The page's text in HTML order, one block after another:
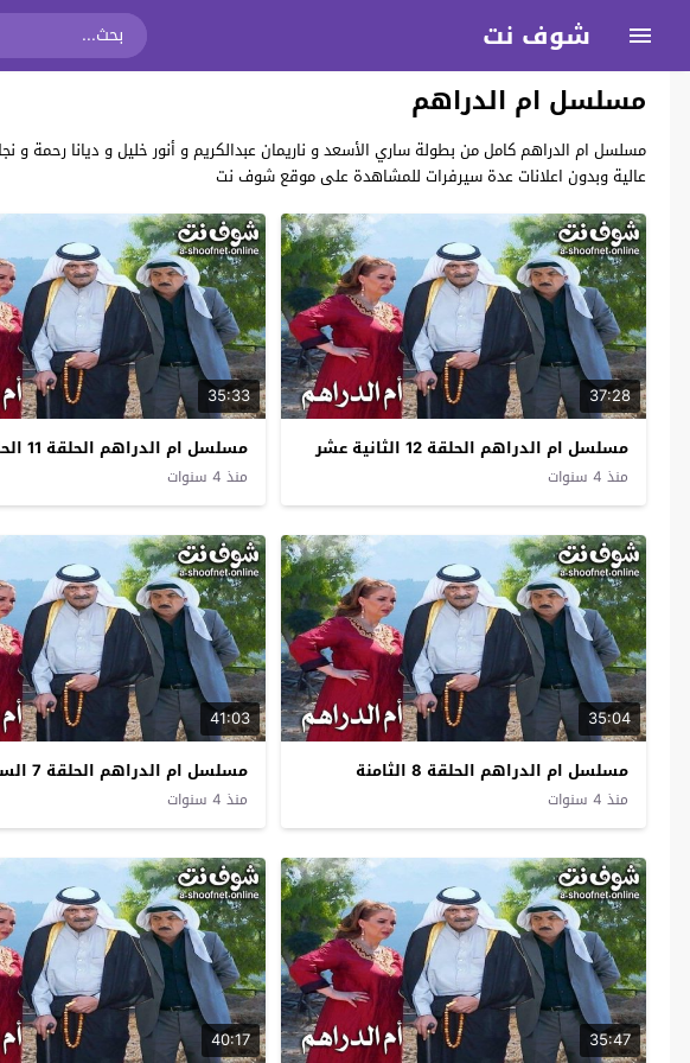
شوف نت
مسلسل ام الدراهم
عالية وبدون اعلانات عدة سيرفرات للمشاهدة على موقع شوف نت
37:28
مسلسل ام الدراهم الحلقة 12 الثانية عشر
منذ 4 سنوات
35:33
مسلسل ام الدراهم الحلقة 11 الحادية عشر
منذ 4 سنوات
35:04
مسلسل ام الدراهم الحلقة 8 الثامنة
منذ 4 سنوات
41:03
مسلسل ام الدراهم الحلقة 7 السابعة
منذ 4 سنوات
35:47
40:17